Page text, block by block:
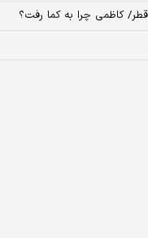
کاظمی چرا به کما رفت؟